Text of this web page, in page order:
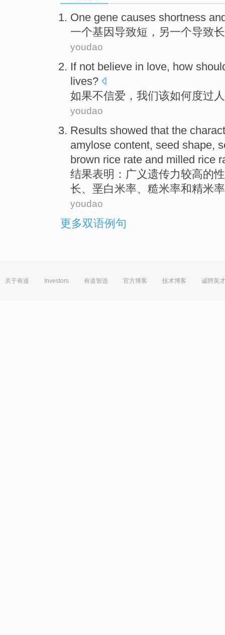
One gene causes shortness
一个基因 导致短 ， 另一个导致长
youdao
If not believe in love, how
lives?
如果不信爱 ， 我们该如何度过
youdao
Results showed that the
amylose content, seed shape,
brown rice rate and milled rice
结果表明 ：广义遗传力较高的
长、 垩白米率、 糙米率和精米
youdao
更多双语例句
关于有道 Investors 有道智选 官方博客 技术博客 诚聘英才